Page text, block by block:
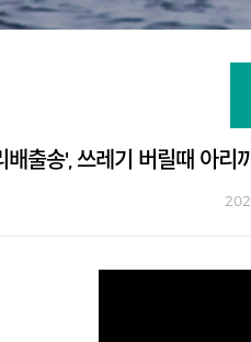
배출송', 쓰레기 버릴때 아리